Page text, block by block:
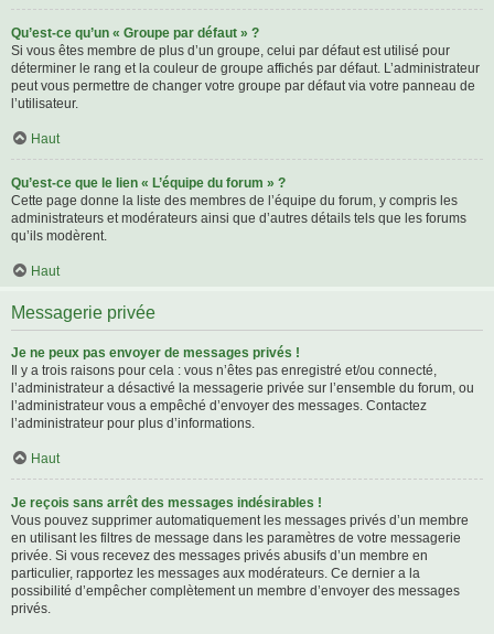
Qu’est-ce qu’un « Groupe par défaut » ?
Si vous êtes membre de plus d’un groupe, celui par défaut est utilisé pour
déterminer le rang et la couleur de groupe affichés par défaut. L’administrateur
peut vous permettre de changer votre groupe par défaut via votre panneau de
l’utilisateur.
Haut
Qu’est-ce que le lien « L’équipe du forum » ?
Cette page donne la liste des membres de l’équipe du forum, y compris les
administrateurs et modérateurs ainsi que d’autres détails tels que les forums
qu’ils modèrent.
Haut
Messagerie privée
Je ne peux pas envoyer de messages privés !
Il y a trois raisons pour cela : vous n’êtes pas enregistré et/ou connecté,
l’administrateur a désactivé la messagerie privée sur l’ensemble du forum, ou
l’administrateur vous a empêché d’envoyer des messages. Contactez
l’administrateur pour plus d’informations.
Haut
Je reçois sans arrêt des messages indésirables !
Vous pouvez supprimer automatiquement les messages privés d’un membre
en utilisant les filtres de message dans les paramètres de votre messagerie
privée. Si vous recevez des messages privés abusifs d’un membre en
particulier, rapportez les messages aux modérateurs. Ce dernier a la
possibilité d’empêcher complètement un membre d’envoyer des messages
privés.